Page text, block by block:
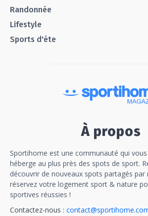
Randonnée
Lifestyle
Sports d'éte
À propos
Sportihome est une communauté qui
héberge au plus près des spots de sport.
découvrir de nouveaux spots partagés
réservez votre logement sport & nature
sportives réussies !
Contactez-nous :